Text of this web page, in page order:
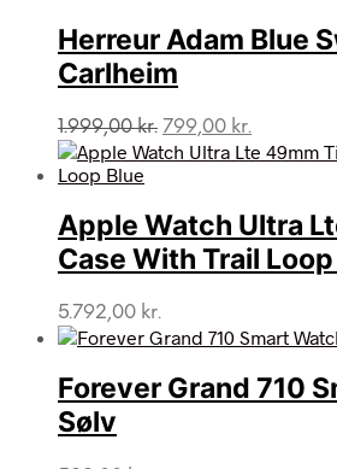
Herreur Adam Blue
Carlheim
1.999,00kr. Den
oprindelige
1.999,00 kr..
799,00 kr.
aktuelle
799,00
Apple Watch Ultra
Case With Trail
5.792,00 kr.
Forever Grand 710
Sølv